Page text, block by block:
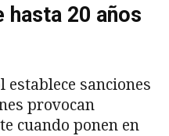
hasta 20 años
establece sanciones
provocan
cuando ponen en